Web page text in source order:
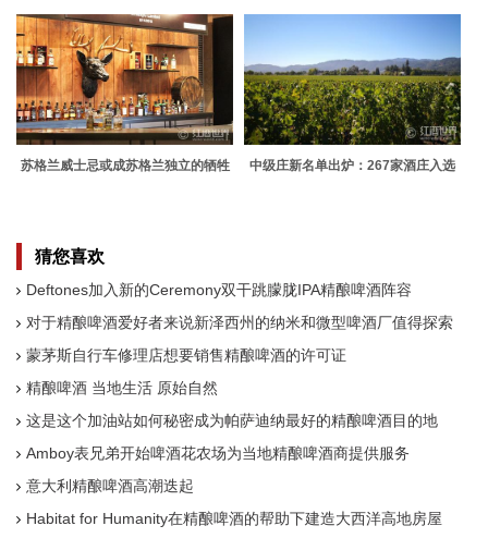
苏格兰威士忌或成苏格兰独立的牺牲
中级庄新名单出炉：267家酒庄入选
猜您喜欢
Deftones加入新的Ceremony双干跳朦胧IPA精酿啤酒阵容
对于精酿啤酒爱好者来说新泽西州的纳米和微型啤酒厂值得探索
蒙茅斯自行车修理店想要销售精酿啤酒的许可证
精酿啤酒 当地生活 原始自然
这是这个加油站如何秘密成为帕萨迪纳最好的精酿啤酒目的地
Amboy表兄弟开始啤酒花农场为当地精酿啤酒商提供服务
意大利精酿啤酒高潮迭起
Habitat for Humanity在精酿啤酒的帮助下建造大西洋高地房屋